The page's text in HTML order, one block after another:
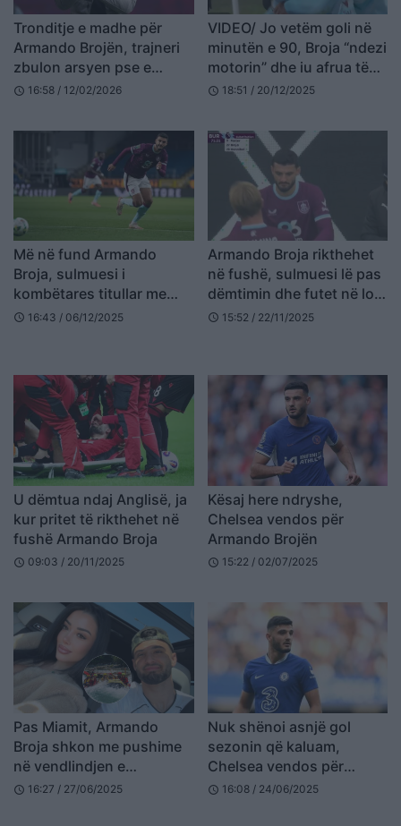
Tronditje e madhe për
Armando Brojën, trajneri
zbulon arsyen pse e
dërgoi në tribunë
schedule 16:58 / 12/02/2026
VIDEO/ Jo vetëm goli në
minutën e 90, Broja “ndezi
motorin” dhe iu afrua të
dytit në shtesë
schedule 18:51 / 20/12/2025
Më në fund Armando
Broja, sulmuesi i
kombëtares titullar me
Burnley ndaj Newcastle
schedule 16:43 / 06/12/2025
Armando Broja rikthehet
në fushë, sulmuesi lë pas
dëmtimin dhe futet në lojë
kundër ish-skuadrës së tij
schedule 15:52 / 22/11/2025
U dëmtua ndaj Anglisë, ja
kur pritet të rikthehet në
fushë Armando Broja
schedule 09:03 / 20/11/2025
Kësaj here ndryshe,
Chelsea vendos për
Armando Brojën
schedule 15:22 / 02/07/2025
Pas Miamit, Armando
Broja shkon me pushime
në vendlindjen e
partneres, Përmet! Çifti
schedule 16:27 / 27/06/2025
Nuk shënoi asnjë gol
sezonin që kaluam,
Chelsea vendos për
Armando Brojën
schedule 16:08 / 24/06/2025